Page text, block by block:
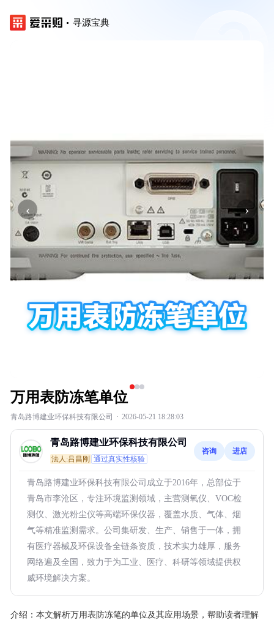
寻源宝典
‹ ›
万用表防冻笔单位
青岛路博建业环保科技有限公司 · 2026-05-21 18:28:03
青岛路博建业环保科技有限公司
法人:吕昌刚 通过真实性核验
咨询 进店
青岛路博建业环保科技有限公司成立于2016年，总部位于
青岛市李沧区，专注环境监测领域，主营测氧仪、VOC检
测仪、激光粉尘仪等高端环保仪器，覆盖水质、气体、烟
气等精准监测需求。公司集研发、生产、销售于一体，拥
有医疗器械及环保设备全链条资质，技术实力雄厚，服务
网络遍及全国，致力于为工业、医疗、科研等领域提供权
威环境解决方案。
介绍： 本文解析万用表防冻笔的单位及其应用场景，帮助读者理解